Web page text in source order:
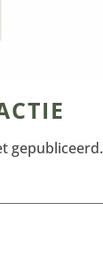
gepubliceerd.